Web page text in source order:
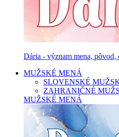
Dária - význam mena, pôvod,
MUŽSKÉ MENÁ
SLOVENSKÉ
ZAHRANIČNÉ
MUŽSKÉ MENÁ